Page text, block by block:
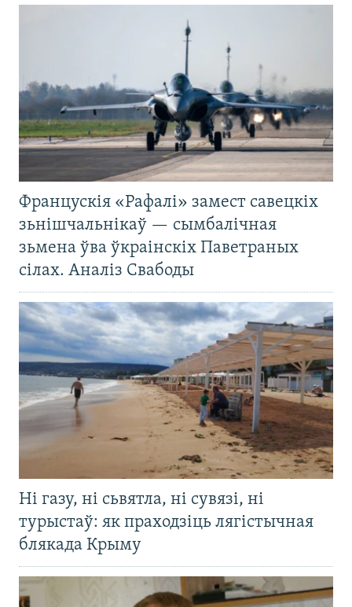
Францускія «Рафалі» замест савецкіх
зьнішчальнікаў — сымбалічная
зьмена ўва ўкраінскіх Паветраных
сілах. Аналіз Свабоды
Ні газу, ні сьвятла, ні сувязі, ні
турыстаў: як праходзіць лягістычная
блякада Крыму